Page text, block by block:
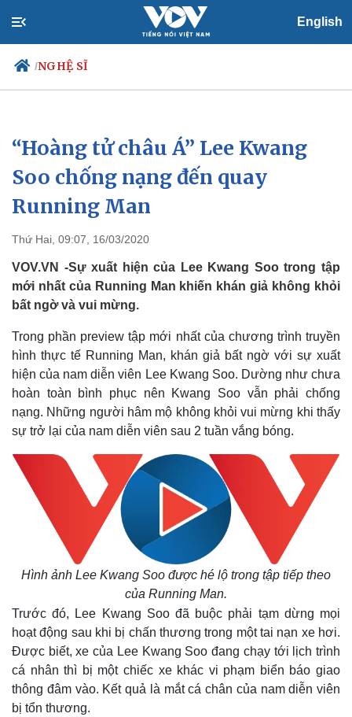
English
/NGHỆ SĨ
Chính trị
Đảng
Tổ chức nhân sự
Quốc hội
Nhận diện sự thật
Xã hội
Tin 24h
Dự báo thời tiết
“Hoàng tử châu Á” Lee Kwang
Soo chống nạng đến quay
Running Man
Thứ Hai, 09:07, 16/03/2020
VOV.VN -Sự xuất hiện của Lee Kwang Soo trong tập
mới nhất của Running Man khiến khán giả không khỏi
bất ngờ và vui mừng.
Trong phần preview tập mới nhất của chương trình truyền
hình thực tế Running Man, khán giả bất ngờ với sự xuất
hiện của nam diễn viên Lee Kwang Soo. Dường như chưa
hoàn toàn bình phục nên Kwang Soo vẫn phải chống
nạng. Những người hâm mộ không khỏi vui mừng khi thấy
sự trở lại của nam diễn viên sau 2 tuần vắng bóng.
Hình ảnh Lee Kwang Soo được hé lộ trong tập tiếp theo
của Running Man.
Trước đó, Lee Kwang Soo đã buộc phải tạm dừng mọi
hoạt động sau khi bị chấn thương trong một tai nạn xe hơi.
Được biết, xe của Lee Kwang Soo đang chạy tới lịch trình
cá nhân thì bị một chiếc xe khác vi phạm biển báo giao
thông đâm vào. Kết quả là mắt cá chân của nam diễn viên
bị tổn thương.